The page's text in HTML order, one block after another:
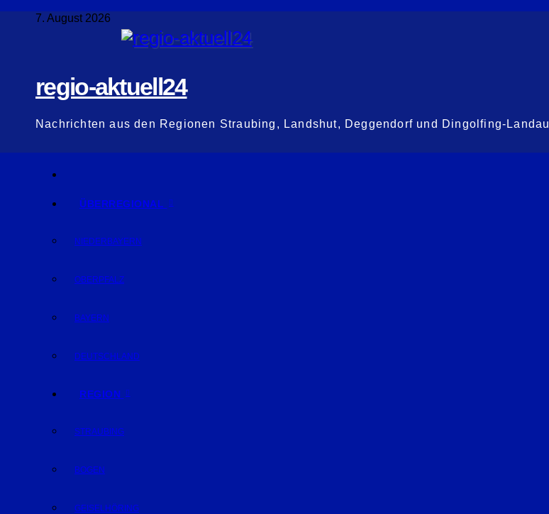
Zum
7. August 2026
regio-aktuell24
Nachrichten aus den Regionen Straubing, Landshut, Deggendorf und Dingolfing-Landau
ÜBERREGIONAL
NIEDERBAYERN
OBERPFALZ
BAYERN
DEUTSCHLAND
REGION
STRAUBING
BOGEN
GEISELHÖRING